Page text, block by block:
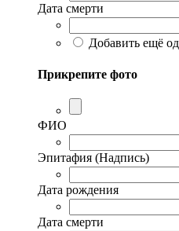
Дата смерти
Добавить ещё
Прикрепите фото
ФИО
Эпитафия (Надпись)
Дата рождения
Дата смерти